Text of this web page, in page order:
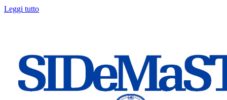
Leggi tutto